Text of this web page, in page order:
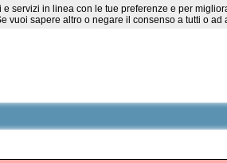
servizi in linea con le tue preferenze e per
vuoi sapere altro o negare il consenso a tutti o ad